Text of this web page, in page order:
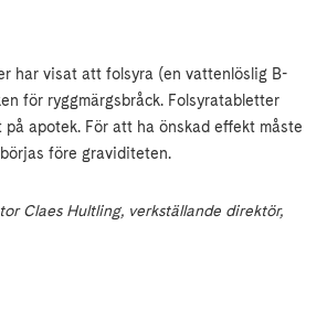
har visat att folsyra (en vattenlöslig B-
för ryggmärgsbråck. Folsyratabletter
apotek. För att ha önskad effekt måste
före graviditeten.
Claes Hultling, verkställande direktör,